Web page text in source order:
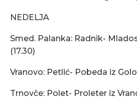
NEDELJA
Smed. Palanka: Radnik-
(17.30)
Vranovo: Petlić- Pobeda iz
Trnovče: Polet- Proleter iz